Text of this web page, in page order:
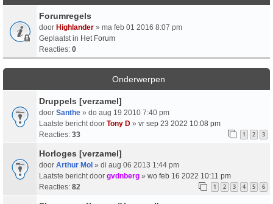
Forumregels
door Highlander » ma feb 01 2016 8:07 pm
Geplaatst in Het Forum
Reacties: 0
Onderwerpen
Druppels [verzamel]
door Santhe » do aug 19 2010 7:40 pm
Laatste bericht door Tony D » vr sep 23 2022 10:08 pm
Reacties: 33 1 2 3
Horloges [verzamel]
door Arthur Mol » di aug 06 2013 1:44 pm
Laatste bericht door gvdnberg » wo feb 16 2022 10:11 pm
Reacties: 82 1 2 3 4 5 6